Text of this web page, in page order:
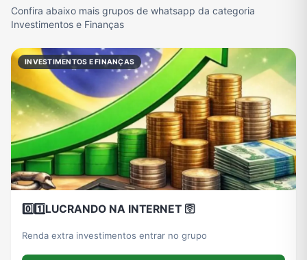
Confira abaixo mais grupos de whatsapp da categoria
Investimentos e Finanças
INVESTIMENTOS E FINANÇAS
0️⃣1️⃣LUCRANDO NA INTERNET 🛜
Renda extra investimentos entrar no grupo